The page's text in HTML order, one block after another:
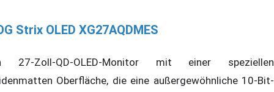
Strix OLED XG27AQDMES
27-Zoll-QD-OLED-Monitor mit einer speziellen
Oberfläche, die eine außergewöhnliche 10-Bit-